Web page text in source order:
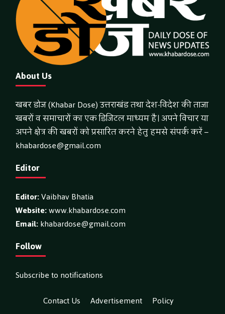
About Us
खबर डोज (Khabar Dose) उत्तराखंड तथा देश-विदेश की ताजा
खबरों व समाचारों का एक डिजिटल माध्यम है। अपने विचार या
अपने क्षेत्र की खबरों को प्रसारित करने हेतु हमसे संपर्क करें –
khabardose@gmail.com
Editor
Editor:Vaibhav Bhatia
Website:www.khabardose.com
Email:khabardose@gmail.com
Follow
Subscribe to notifications
Contact Us
Advertisement Policy